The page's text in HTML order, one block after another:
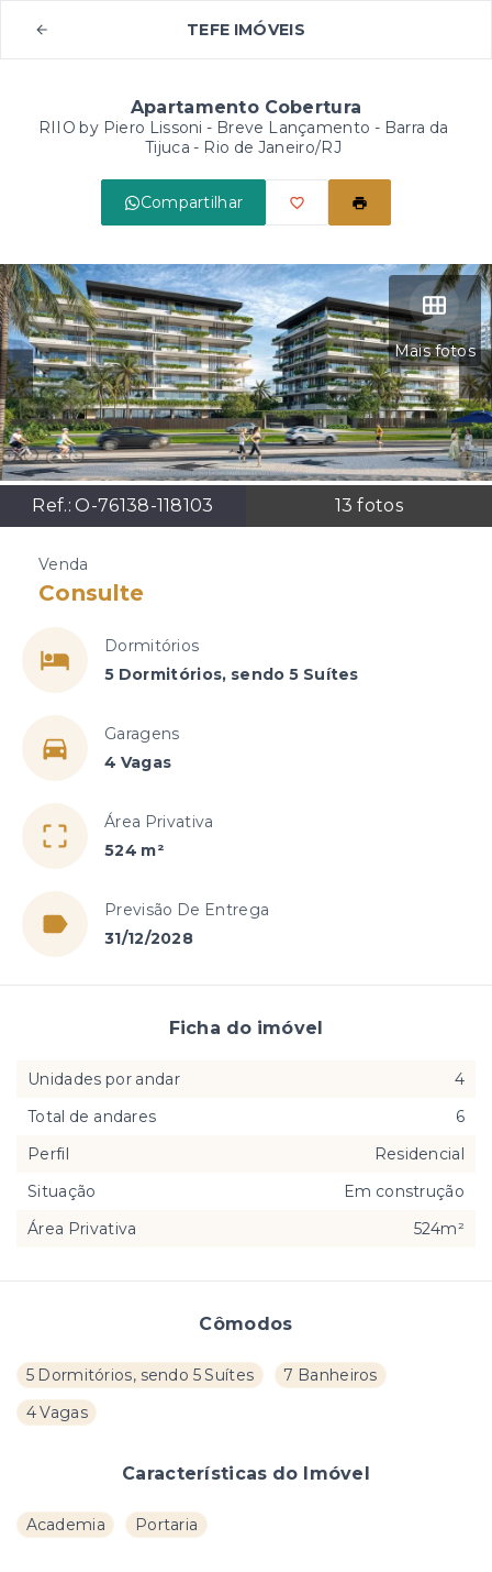
TEFE IMÓVEIS
Apartamento Cobertura
RIIO by Piero Lissoni - Breve Lançamento - Barra da
Tijuca - Rio de Janeiro/RJ
Compartilhar
Mais fotos
Ref.:O-76138-118103 13 fotos
Venda
Consulte
Dormitórios
5 Dormitórios, sendo 5 Suítes
Garagens
4 Vagas
Área Privativa
524 m²
Previsão De Entrega
31/12/2028
Cômodos
5 Dormitórios, sendo 5 Suítes
7 Banheiros
4 Vagas
Características do Imóvel
Academia Portaria
Ficha do imóvel
Unidades por andar
4
Total de andares
6
Perfil
Residencial
Situação
Em construção
Área Privativa
524m²